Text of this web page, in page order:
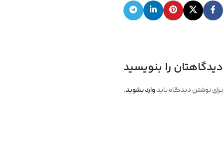
دیدگاهتان را بنویسید
برای نوشتن دیدگاه باید وارد بشوید.